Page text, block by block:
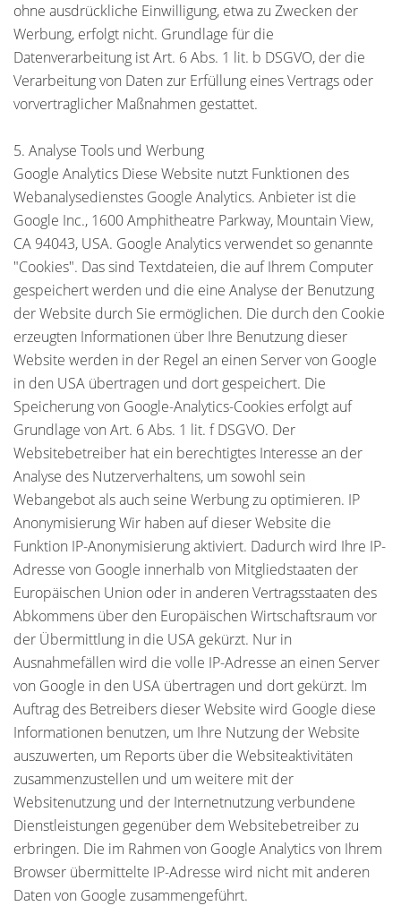
ohne ausdrückliche Einwilligung, etwa zu Zwecken der
Werbung, erfolgt nicht. Grundlage für die
Datenverarbeitung ist Art. 6 Abs. 1 lit. b DSGVO, der die
Verarbeitung von Daten zur Erfüllung eines Vertrags oder
vorvertraglicher Maßnahmen gestattet.
5. Analyse Tools und Werbung
Google Analytics Diese Website nutzt Funktionen des
Webanalysedienstes Google Analytics. Anbieter ist die
Google Inc., 1600 Amphitheatre Parkway, Mountain View,
CA 94043, USA. Google Analytics verwendet so genannte
"Cookies". Das sind Textdateien, die auf Ihrem Computer
gespeichert werden und die eine Analyse der Benutzung
der Website durch Sie ermöglichen. Die durch den Cookie
erzeugten Informationen über Ihre Benutzung dieser
Website werden in der Regel an einen Server von Google
in den USA übertragen und dort gespeichert. Die
Speicherung von Google-Analytics-Cookies erfolgt auf
Grundlage von Art. 6 Abs. 1 lit. f DSGVO. Der
Websitebetreiber hat ein berechtigtes Interesse an der
Analyse des Nutzerverhaltens, um sowohl sein
Webangebot als auch seine Werbung zu optimieren. IP
Anonymisierung Wir haben auf dieser Website die
Funktion IP-Anonymisierung aktiviert. Dadurch wird Ihre IP-
Adresse von Google innerhalb von Mitgliedstaaten der
Europäischen Union oder in anderen Vertragsstaaten des
Abkommens über den Europäischen Wirtschaftsraum vor
der Übermittlung in die USA gekürzt. Nur in
Ausnahmefällen wird die volle IP-Adresse an einen Server
von Google in den USA übertragen und dort gekürzt. Im
Auftrag des Betreibers dieser Website wird Google diese
Informationen benutzen, um Ihre Nutzung der Website
auszuwerten, um Reports über die Websiteaktivitäten
zusammenzustellen und um weitere mit der
Websitenutzung und der Internetnutzung verbundene
Dienstleistungen gegenüber dem Websitebetreiber zu
erbringen. Die im Rahmen von Google Analytics von Ihrem
Browser übermittelte IP-Adresse wird nicht mit anderen
Daten von Google zusammengeführt.